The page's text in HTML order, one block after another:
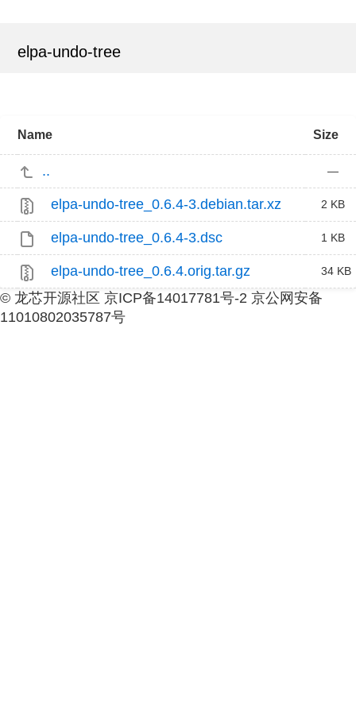
elpa-undo-tree
Name Size
.. —
elpa-undo-tree_0.6.4-3.debian.tar.xz 2 KB
elpa-undo-tree_0.6.4-3.dsc 1 KB
elpa-undo-tree_0.6.4.orig.tar.gz 34 KB
© 龙芯开源社区 京ICP备14017781号-2 京公网安备
11010802035787号